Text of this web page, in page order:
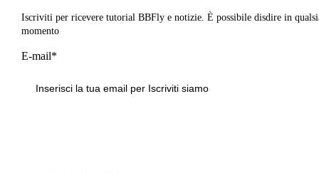
Iscriviti per ricevere tutorial BBFly e notizie. È possibile disdire in
momento
E-mail*